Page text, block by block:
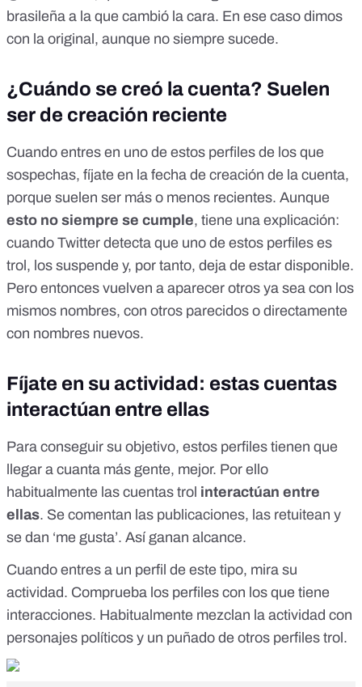
brasileña a la que cambió la cara. En ese caso dimos
con la original, aunque no siempre sucede.
¿Cuándo se creó la cuenta? Suelen
ser de creación reciente
Cuando entres en uno de estos perfiles de los que
sospechas, fíjate en la fecha de creación de la cuenta,
porque suelen ser más o menos recientes. Aunque
esto no siempre se cumple, tiene una explicación:
cuando Twitter detecta que uno de estos perfiles es
trol, los suspende y, por tanto, deja de estar disponible.
Pero entonces vuelven a aparecer otros ya sea con los
mismos nombres, con otros parecidos o directamente
con nombres nuevos.
Fíjate en su actividad: estas cuentas
interactúan entre ellas
Para conseguir su objetivo, estos perfiles tienen que
llegar a cuanta más gente, mejor. Por ello
habitualmente las cuentas trol interactúan entre
ellas. Se comentan las publicaciones, las retuitean y
se dan ‘me gusta’. Así ganan alcance.
Cuando entres a un perfil de este tipo, mira su
actividad. Comprueba los perfiles con los que tiene
interacciones. Habitualmente mezclan la actividad con
personajes políticos y un puñado de otros perfiles trol.